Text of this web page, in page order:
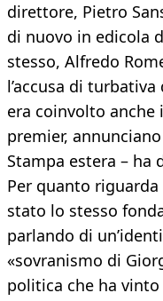
direttore, Pietro
di nuovo in edicola
stesso, Alfredo
l’accusa di turbativa
era coinvolto anche
premier,
Stampa estera – ha
Per quanto
stato lo stesso
parlando di
«sovranismo di
politica che ha